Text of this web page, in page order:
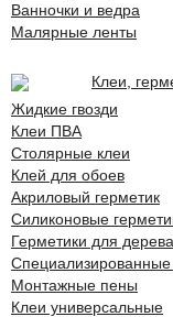
Ванночки и ведра
Малярные ленты
Клеи,
Жидкие гвозди
Клеи ПВА
Столярные клеи
Клей для обоев
Акриловый герметик
Силиконовые
Герметики для дерева
Специализированные
Монтажные пены
Клеи универсальные